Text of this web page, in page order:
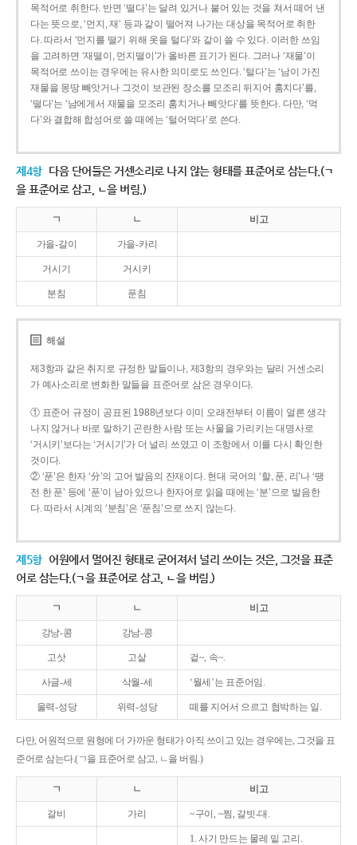
목적어로 취한다. 반면 ‘떨다’는 달려 있거나 붙어 있는 것을 쳐서 떼어 낸
다는 뜻으로, ‘먼지, 재’ 등과 같이 떨어져 나가는 대상을 목적어로 취한
다. 따라서 ‘먼지를 떨기 위해 옷을 털다’와 같이 쓸 수 있다. 이러한 쓰임
을 고려하면 ‘재떨이, 먼지떨이’가 올바른 표기가 된다. 그러나 ‘재물’이
목적어로 쓰이는 경우에는 유사한 의미로도 쓰인다. ‘털다’는 ‘남이 가진
재물을 몽땅 빼앗거나 그것이 보관된 장소를 모조리 뒤지어 훔치다’를,
‘떨다’는 ‘남에게서 재물을 모조리 훔치거나 빼앗다’를 뜻한다. 다만, ‘먹
다’와 결합해 합성어로 쓸 때에는 ‘털어먹다’로 쓴다.
제4항 다음 단어들은 거센소리로 나지 않는 형태를 표준어로 삼는다.(ㄱ
을 표준어로 삼고, ㄴ을 버림.)
ㄱ ㄴ 비고
가을-갈이 가을-카리
거시기 거시키
분침 푼침
해설
제3항과 같은 취지로 규정한 말들이나, 제3항의 경우와는 달리 거센소리
가 예사소리로 변화한 말들을 표준어로 삼은 경우이다.
① 표준어 규정이 공표된 1988년보다 이미 오래전부터 이름이 얼른 생각
나지 않거나 바로 말하기 곤란한 사람 또는 사물을 가리키는 대명사로
‘거시키’보다는 ‘거시기’가 더 널리 쓰였고 이 조항에서 이를 다시 확인한
것이다.
② ‘푼’은 한자 ‘分’의 고어 발음의 잔재이다. 현대 국어의 ‘할, 푼, 리’나 ‘땡
전 한 푼’ 등에 ‘푼’이 남아 있으나 한자어로 읽을 때에는 ‘분’으로 발음한
다. 따라서 시계의 ‘분침’은 ‘푼침’으로 쓰지 않는다.
제5항 어원에서 멀어진 형태로 굳어져서 널리 쓰이는 것은, 그것을 표준
어로 삼는다.(ㄱ을 표준어로 삼고, ㄴ을 버림.)
ㄱ ㄴ 비고
강낭-콩 강남-콩
고삿 고샅 겉~, 속~.
사글-세 삭월-세 ‘월세’는 표준어임.
울력-성당 위력-성당 떼를 지어서 으르고 협박하는 일.
다만, 어원적으로 원형에 더 가까운 형태가 아직 쓰이고 있는 경우에는, 그것을 표
준어로 삼는다.(ㄱ을 표준어로 삼고, ㄴ을 버림.)
ㄱ ㄴ 비고
갈비 가리 ~구이, ~찜, 갈빗-대.
1. 사기 만드는 물레 밑 고리.